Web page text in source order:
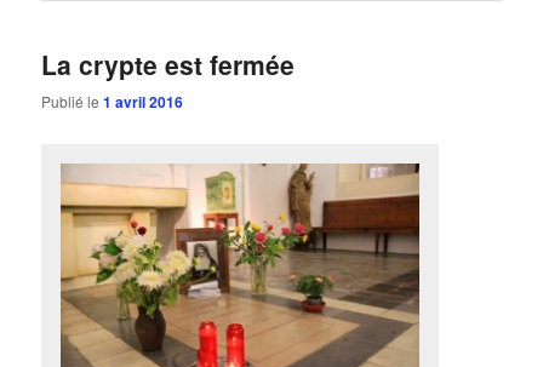
La crypte est fermée
Publié le1 avril 2016